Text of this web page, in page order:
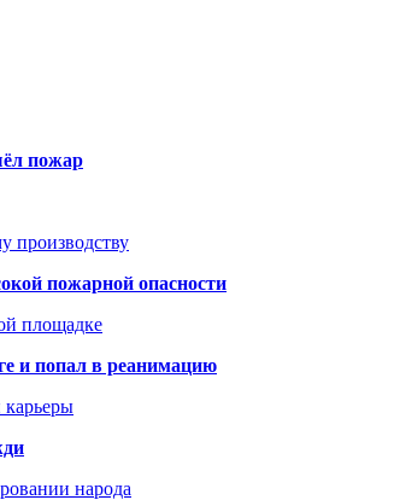
пожар
производству
пожарной опасности
площадке
и попал в реанимацию
карьеры
народа